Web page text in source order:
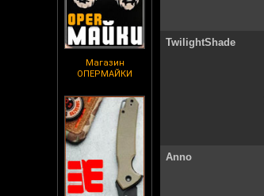
Магазин
ОПЕРМАЙКИ
TwilightShade
Anno